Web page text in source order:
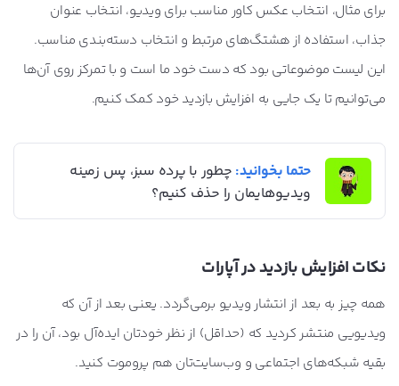
برای مثال، انتخاب عکس کاور مناسب برای ویدیو، انتخاب عنوان
جذاب، استفاده از هشتگ‌های مرتبط و انتخاب دسته‌بندی مناسب.
این لیست موضوعاتی بود که دست خود ما است و با تمرکز روی آن‌ها
می‌توانیم تا یک جایی به افزایش بازدید خود کمک کنیم.
حتما بخوانید: چطور با پرده سبز، پس زمینه
ویدیوهایمان را حذف کنیم؟
نکات افزایش بازدید در آپارات
همه چیز به بعد از انتشار ویدیو برمی‌گردد. یعنی بعد از آن که
ویدیویی منتشر کردید که (حداقل) از نظر خودتان ایده‌آل بود، آن را در
بقیه شبکه‌های اجتماعی و وب‌سایت‌تان هم پروموت کنید.